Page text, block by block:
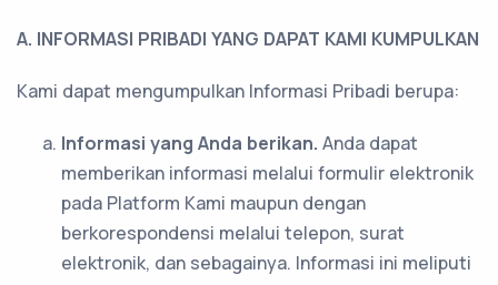
A. INFORMASI PRIBADI YANG DAPAT KAMI KUMPULKAN
Kami dapat mengumpulkan Informasi Pribadi berupa:
Informasi yang Anda berikan. Anda dapat
memberikan informasi melalui formulir elektronik
pada Platform Kami maupun dengan
berkorespondensi melalui telepon, surat
elektronik, dan sebagainya. Informasi ini meliputi